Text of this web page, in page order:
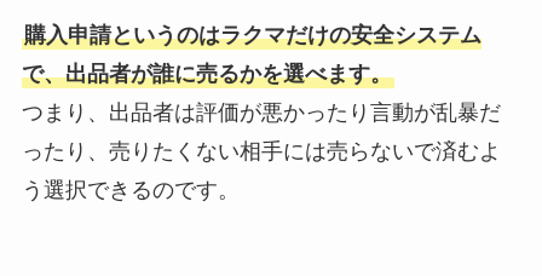
購入申請というのはラクマだけの安全システム
で、出品者が誰に売るかを選べます。
つまり、出品者は評価が悪かったり言動が乱暴だ
ったり、売りたくない相手には売らないで済むよ
う選択できるのです。